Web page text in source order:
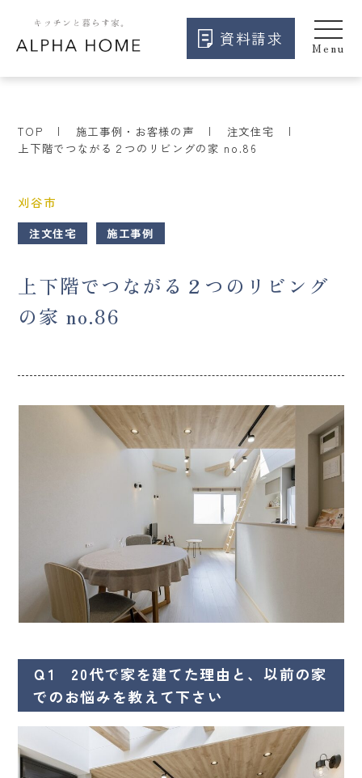
資料請求
TOP 施工事例・お客様の声
注文住宅
上下階でつながる２つのリビングの家 no.86
刈谷市
注文住宅 施工事例
上下階でつながる２つのリビング
の家 no.86
Ｑ1 20代で家を建てた理由と、以前の家
でのお悩みを教えて下さい